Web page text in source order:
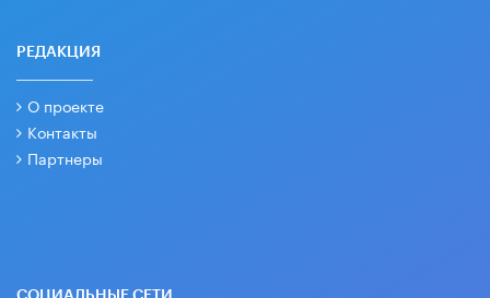
РЕДАКЦИЯ
О проекте
Контакты
Партнеры